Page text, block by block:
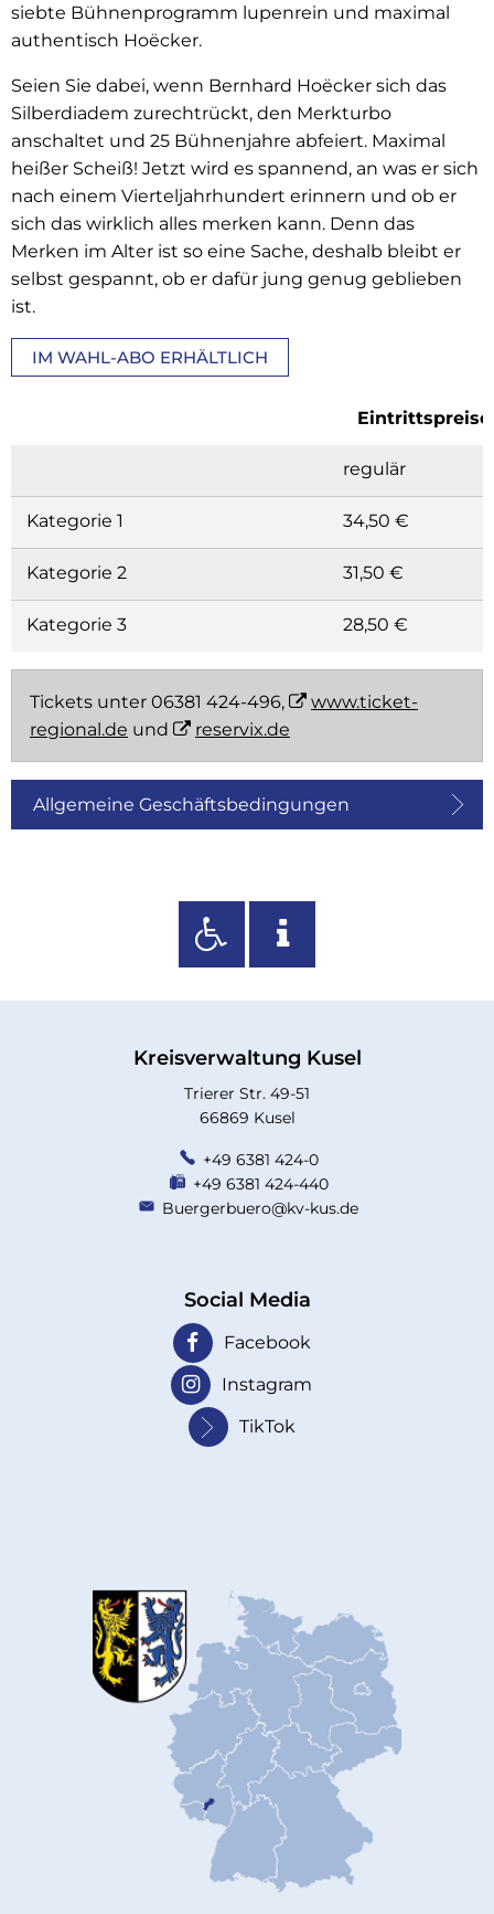
siebte Bühnenprogramm lupenrein und maximal
authentisch Hoëcker.
Seien Sie dabei, wenn Bernhard Hoëcker sich das
Silberdiadem zurechtrückt, den Merkturbo
anschaltet und 25 Bühnenjahre abfeiert. Maximal
heißer Scheiß! Jetzt wird es spannend, an was er sich
nach einem Vierteljahrhundert erinnern und ob er
sich das wirklich alles merken kann. Denn das
Merken im Alter ist so eine Sache, deshalb bleibt er
selbst gespannt, ob er dafür jung genug geblieben
ist.
IM WAHL-ABO ERHÄLTLICH
Eintrittspreise
regulär
Kategorie 1 34,50 €
Kategorie 2 31,50 €
Kategorie 3 28,50 €
Tickets unter 06381 424-496,
www.ticket-
regional.de und reservix.de
Allgemeine Geschäftsbedingungen
Kreisverwaltung Kusel
Trierer Str. 49-51
66869 Kusel
+49 6381 424-0
+49 6381 424-440
Buergerbuero@kv-kus.de
Social Media
Facebook
Instagram
TikTok